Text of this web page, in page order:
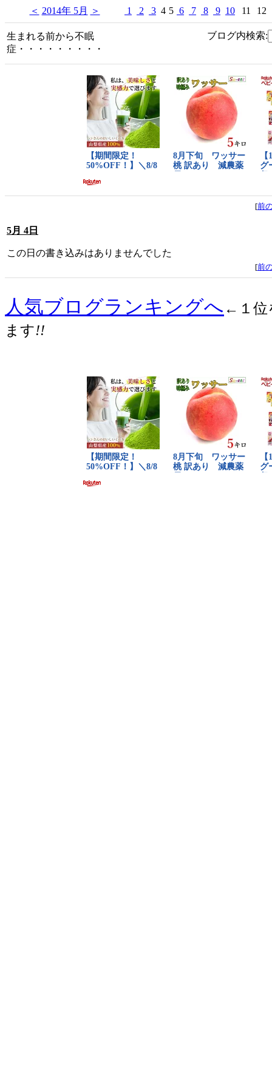
＜ 2014年 5月 ＞ 1 2 3 4 5 6 7 8 9 10 11 12
生まれる前から不眠
症・・・・・・・・・
ブログ内検索:
[前
5月 4日
この日の書き込みはありませんでした
[前
人気ブログランキングへ ←１位
ます!!